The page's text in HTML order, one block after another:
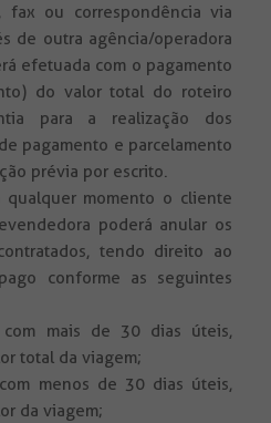
fax ou correspondência via
de outra agência/operadora
efetuada com o pagamento
do valor total do roteiro
para a realização dos
pagamento e parcelamento
prévia por escrito.
qualquer momento o cliente
poderá anular os
tendo direito ao
conforme as seguintes
com mais de 30 dias úteis,
total da viagem;
menos de 30 dias úteis,
da viagem;